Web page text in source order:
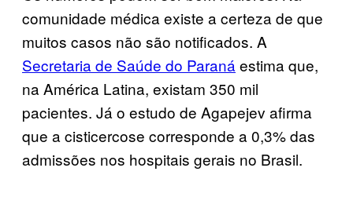
comunidade médica existe a certeza de que
muitos casos não são notificados. A
Secretaria de Saúde do Paraná estima que,
na América Latina, existam 350 mil
pacientes. Já o estudo de Agapejev afirma
que a cisticercose corresponde a 0,3% das
admissões nos hospitais gerais no Brasil.